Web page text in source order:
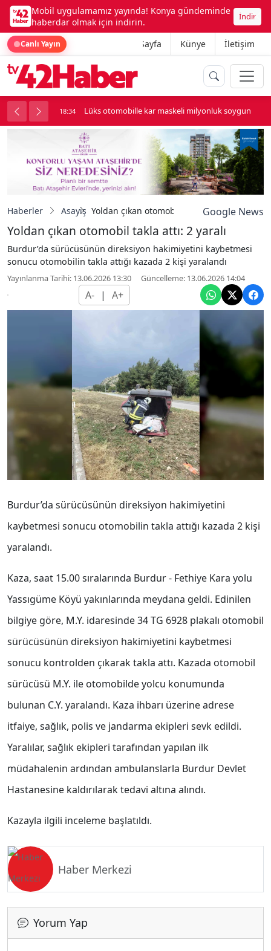
Mobil uygulamamız yayında! Konya gündeminde
haberdar olmak için indirin.
İndir
Canlı Yayın Ana Sayfa Künye İletişim
kavga çıktı 18:34 Lüks otomobille kar maskeli milyonluk soygun
Haberler Asayiş Yoldan çıkan otomobil takla attı: 2 yaralı
Google News
Yoldan çıkan otomobil takla attı: 2 yaralı
Burdur’da sürücüsünün direksiyon hakimiyetini kaybetmesi
sonucu otomobilin takla attığı kazada 2 kişi yaralandı
Yayınlanma Tarihi: 13.06.2026 13:30 Güncelleme: 13.06.2026 14:04
A- | A+
Burdur’da sürücüsünün direksiyon hakimiyetini
kaybetmesi sonucu otomobilin takla attığı kazada 2 kişi
yaralandı.
Kaza, saat 15.00 sıralarında Burdur - Fethiye Kara yolu
Yassıgüme Köyü yakınlarında meydana geldi. Edinilen
bilgiye göre, M.Y. idaresinde 34 TG 6928 plakalı otomobil
sürücüsünün direksiyon hakimiyetini kaybetmesi
sonucu kontrolden çıkarak takla attı. Kazada otomobil
sürücüsü M.Y. ile otomobilde yolcu konumunda
bulunan C.Y. yaralandı. Kaza ihbarı üzerine adrese
itfaiye, sağlık, polis ve jandarma ekipleri sevk edildi.
Yaralılar, sağlık ekipleri tarafından yapılan ilk
müdahalenin ardından ambulanslarla Burdur Devlet
Hastanesine kaldırılarak tedavi altına alındı.
Kazayla ilgili inceleme başlatıldı.
Haber Merkezi
Yorum Yap